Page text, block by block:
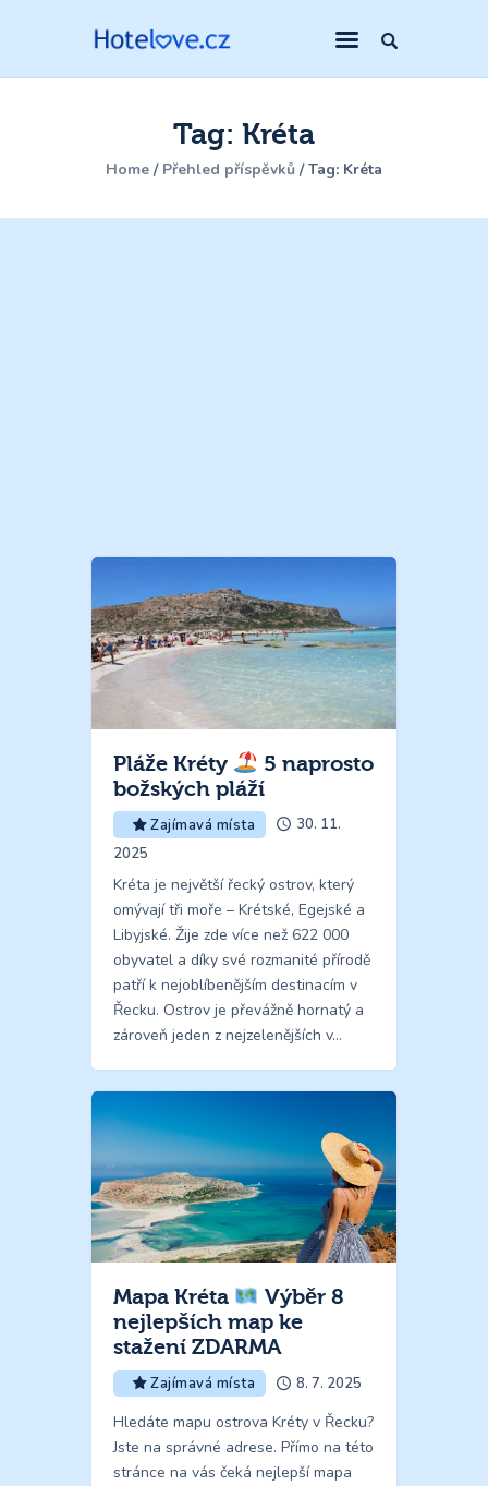
Tag: Kréta
Home Přehled příspěvků Tag: Kréta
Pláže Kréty
5 naprosto
božských pláží
Zajímavá místa
30. 11.
2025
Kréta je největší řecký ostrov, který
omývají tři moře – Krétské, Egejské a
Libyjské. Žije zde více než 622 000
obyvatel a díky své rozmanité přírodě
patří k nejoblíbenějším destinacím v
Řecku. Ostrov je převážně hornatý a
zároveň jeden z nejzelenějších v…
Mapa Kréta
Výběr 8
nejlepších map ke
stažení ZDARMA
Zajímavá místa 8. 7. 2025
Hledáte mapu ostrova Kréty v Řecku?
Jste na správné adrese. Přímo na této
stránce na vás čeká nejlepší mapa